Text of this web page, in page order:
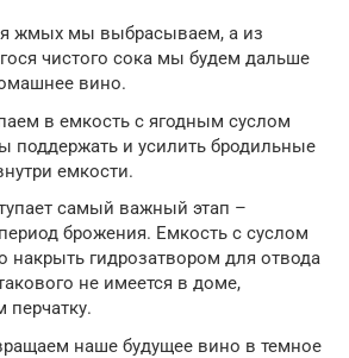
жмых мы выбрасываем, а из
чистого сока мы будем дальше
вино.
в емкость с ягодным суслом
поддержать и усилить бродильные
емкости.
самый важный этап –
брожения. Емкость с суслом
накрыть гидрозатвором для отвода
не имеется в доме,
перчатку.
наше будущее вино в темное